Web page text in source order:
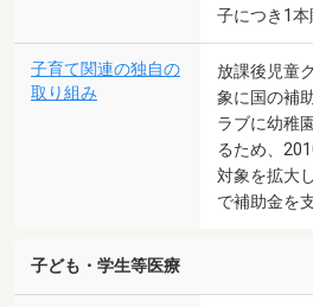
子につき1本
子育て関連の独自の
取り組み
放課後児童
象に国の補
ラブに幼稚
るため、
対象を拡大
で補助金を
子ども・学生等医療